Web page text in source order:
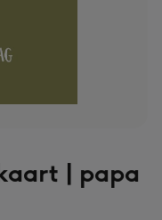
| papa